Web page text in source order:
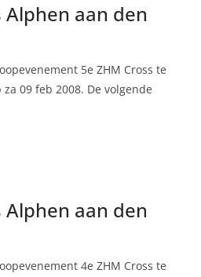
Alphen aan den
5e ZHM Cross te
09 feb 2008. De volgende
Alphen aan den
4e ZHM Cross te